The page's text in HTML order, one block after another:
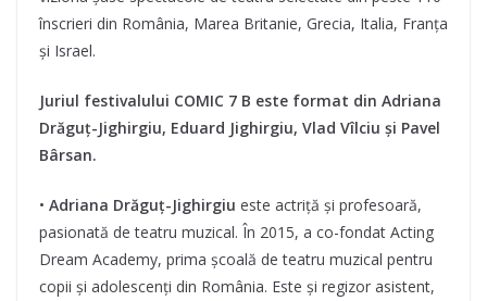
înscrieri din România, Marea Britanie, Grecia, Italia, Franța
și Israel.
Juriul festivalului COMIC 7 B este format din Adriana
Drăguț-Jighirgiu, Eduard Jighirgiu, Vlad Vîlciu și Pavel
Bârsan.
• Adriana Drăguț-Jighirgiu este actriță și profesoară,
pasionată de teatru muzical. În 2015, a co-fondat Acting
Dream Academy, prima școală de teatru muzical pentru
copii și adolescenți din România. Este și regizor asistent,